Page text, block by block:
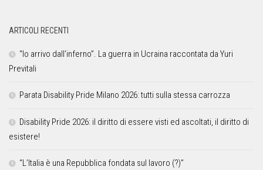
ARTICOLI RECENTI
“Io arrivo dall’inferno”. La guerra in Ucraina raccontata da Yuri
Previtali
Parata Disability Pride Milano 2026: tutti sulla stessa carrozza
Disability Pride 2026: il diritto di essere visti ed ascoltati, il diritto di
esistere!
“L’Italia è una Repubblica fondata sul lavoro (?)”